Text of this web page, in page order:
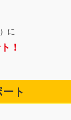
に
！
ト